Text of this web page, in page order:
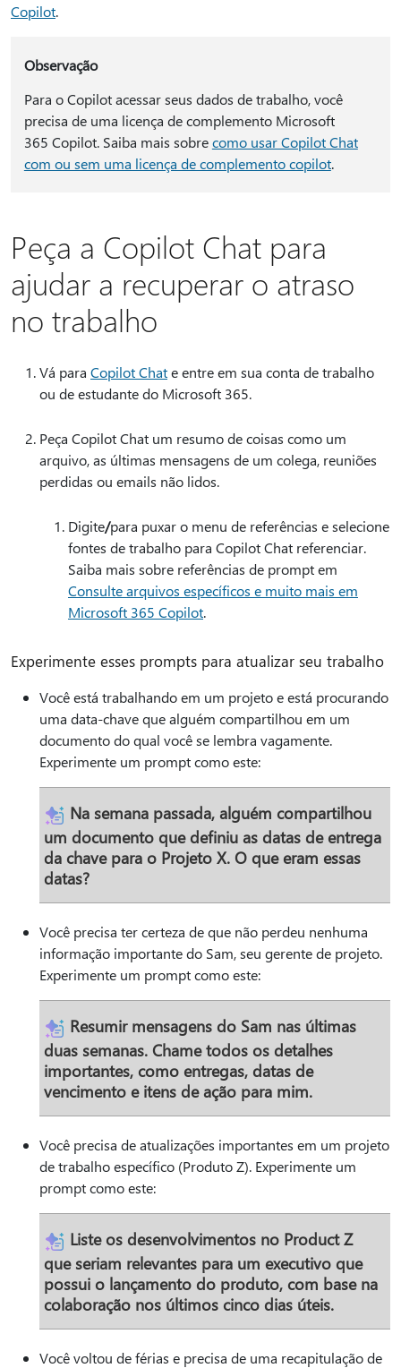
Copilot.
Observação
Para o Copilot acessar seus dados de trabalho, você
precisa de uma licença de complemento Microsoft
365 Copilot. Saiba mais sobrecomo usar Copilot Chat
com ou sem uma licença de complemento copilot.
Peça a Copilot Chat para
ajudar a recuperar o atraso
no trabalho
Vá para Copilot Chate entre em sua conta de trabalho
ou de estudante do Microsoft 365.
Peça Copilot Chat um resumo de coisas como um
arquivo, as últimas mensagens de um colega, reuniões
perdidas ou emails não lidos.
Digite/para puxar o menu de referências e selecione
fontes de trabalho para Copilot Chat referenciar.
Saiba mais sobre referências de prompt em
Consulte arquivos específicos e muito mais em
Microsoft 365 Copilot.
Experimente esses prompts para atualizar seu trabalho
Você está trabalhando em um projeto e está procurando
uma data-chave que alguém compartilhou em um
documento do qual você se lembra vagamente.
Experimente um prompt como este:
Na semana passada, alguém compartilhou
um documento que definiu as datas de entrega
da chave para o Projeto X. O que eram essas
datas?
Você precisa ter certeza de que não perdeu nenhuma
informação importante do Sam, seu gerente de projeto.
Experimente um prompt como este:
Resumir mensagens do Sam nas últimas
duas semanas. Chame todos os detalhes
importantes, como entregas, datas de
vencimento e itens de ação para mim.
Você precisa de atualizações importantes em um projeto
de trabalho específico (Produto Z). Experimente um
prompt como este:
Liste os desenvolvimentos no Product Z
que seriam relevantes para um executivo que
possui o lançamento do produto, com base na
colaboração nos últimos cinco dias úteis.
Você voltou de férias e precisa de uma recapitulação de